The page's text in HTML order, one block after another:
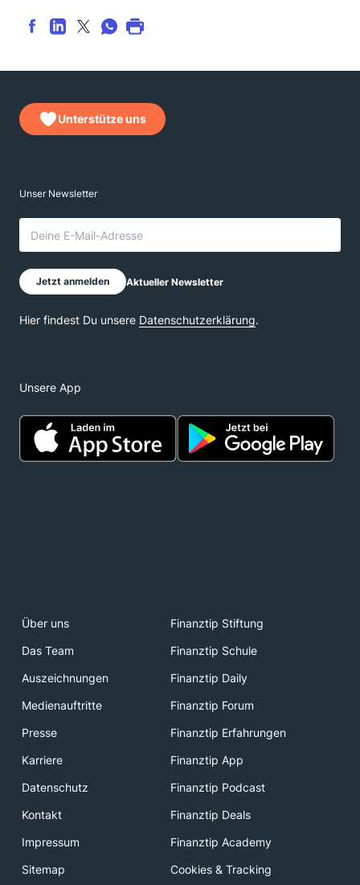
Unterstütze uns
Unsere App
Über uns
Finanztip Stiftung
Das Team
Finanztip Schule
Auszeichnungen
Finanztip Daily
Medienauftritte
Finanztip Forum
Presse
Finanztip Erfahrungen
Karriere
Finanztip App
Datenschutz
Finanztip Podcast
Kontakt
Finanztip Deals
Impressum
Finanztip Academy
Sitemap
Cookies & Tracking